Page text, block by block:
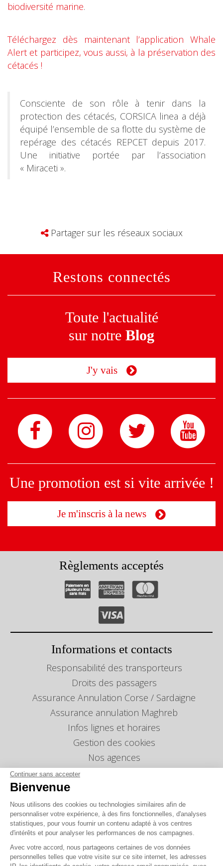
Continuer sans accepter
Bienvenue
Nous utilisons des cookies ou technologies similaires afin de
personnaliser votre expérience, à des fins fonctionnelles, d'analyses
statistiques, pour vous fournir un contenu adapté à vos centres
d'intérêts et pour analyser les performances de nos campagnes.
Avec votre accord, nous partageons certaines de vos données
personnelles telles que votre visite sur ce site internet, les adresses
biodiversité marine.
Téléchargez dès maintenant l’application Whale
Alert et participez, vous aussi, à la préservation des
cétacés !
Consciente de son rôle à tenir dans la
protection des cétacés, CORSICA linea a déjà
équipé l’ensemble de sa flotte du système de
repérage des cétacés REPCET depuis 2017.
Une initiative portée par l’association
« Miraceti ».
Partager sur les réseaux sociaux
Restons connectés
Toute l'actualité
sur notre Blog
J'y vais
Une promotion est si vite arrivée !
Je m'inscris à la news
Règlements acceptés
Informations et contacts
Responsabilité des transporteurs
Droits des passagers
Assurance Annulation Corse / Sardaigne
Assurance annulation Maghreb
Infos lignes et horaires
Gestion des cookies
Nos agences
Nous envoyer un message
Info Ventes et Modifications
Politique de protection des données
personnelles
Index égalité professionnelle Femmes-Hommes
Écarts de représentation femmes-hommes dans
les postes de direction